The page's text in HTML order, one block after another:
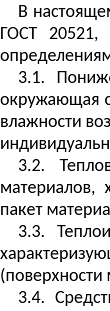
В
ГОСТ 20521,
3.1.
окружающая
влажности
3.2.
материалов,
пакет
3.3.
3.4.